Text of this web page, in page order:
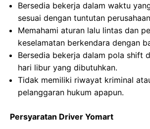
Bersedia bekerja dalam waktu
sesuai dengan tuntutan
Memahami aturan lalu lintas dan
keselamatan berkendara dengan
Bersedia bekerja dalam pola shift
hari libur yang dibutuhkan.
Tidak memiliki riwayat kriminal
pelanggaran hukum apapun.
Persyaratan Driver Yomart